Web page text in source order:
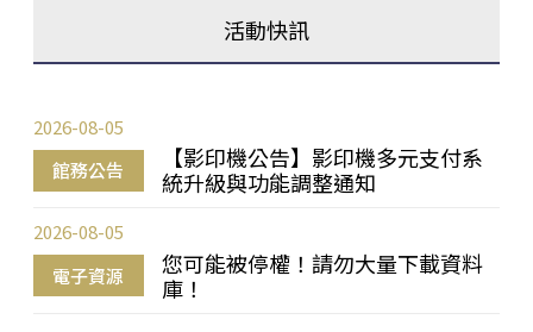
活動快訊
館務公告
【影印機公告】影印機多元支付系
統升級與功能調整通知
2026-08-05
電子資源
您可能被停權！請勿大量下載資料
庫！
2026-08-05